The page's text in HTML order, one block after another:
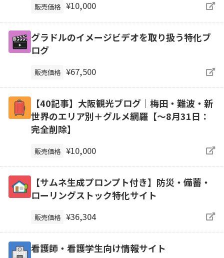
販売価格 ¥10,000
グラドルのイメージビデオを取り扱う特化ブ
ログ
販売価格 ¥67,500
【40記事】大阪観光ブログ｜梅田・難波・新
世界のエリア別＋グルメ網羅【～8月31日：
完全削除】
販売価格 ¥10,000
【サムネ生成プロンプト付き】防災・備蓄・
ローリングストック特化サイト
販売価格 ¥36,304
看護師・看護学生向け情報サイト